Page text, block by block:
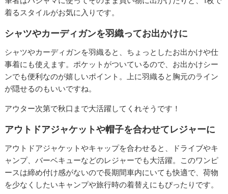
着るスタイルがお気に入りです。
シャツやカーディガンを羽織ってお出かけに
シャツやカーディガンを羽織ると、ちょっとしたお出かけや仕
事着にも使えます。ポケットがついているので、お出かけシー
ンでも便利なのが嬉しいポイント。上に羽織ると胸元のライン
が隠せるのもいいですね。
アウター次第で秋口まで大活躍してくれそうです！
アウトドアジャケットや帽子を合わせてレジャーに
アウトドアジャケットやキャップを合わせると、ドライブやキ
ャンプ、バーベキューなどのレジャーでも大活躍。このワンピ
ースは締め付け感がないので長期間車内にいても快適で、荷物
を少なくしたいキャンプや旅行時の着替えにもぴったりです。